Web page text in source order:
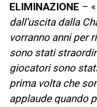
ELIMINAZIONE – «
dall’uscita dalla
vorranno anni per
sono stati
giocatori sono
prima volta che
applaude quando